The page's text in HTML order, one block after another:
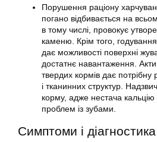
Порушення раціону
погано відбивається на
в тому числі, провокує
каменю. Крім того,
дає можливості поверхні
достатнє навантаження.
твердих кормів дає потрібну
і тканинних структур.
корму, адже нестача
проблем із зубами.
Симптоми і